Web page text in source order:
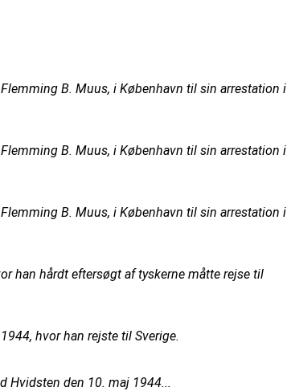
B. Muus, i København til sin arrestation i
B. Muus, i København til sin arrestation i
B. Muus, i København til sin arrestation i
han hårdt eftersøgt af tyskerne måtte rejse til
hvor han rejste til Sverige.
Hvidsten den 10. maj 1944...